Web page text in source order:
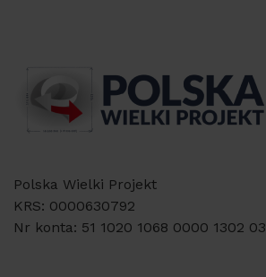
Polska Wielki Projekt
KRS: 0000630792
Nr konta: 51 1020 1068 0000 1302